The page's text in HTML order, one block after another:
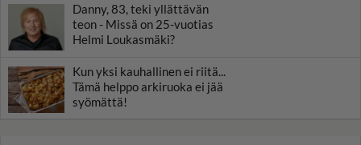
Danny, 83, teki yllättävän
teon - Missä on 25-vuotias
Helmi Loukasmäki?
Kun yksi kauhallinen ei riitä...
Tämä helppo arkiruoka ei jää
syömättä!